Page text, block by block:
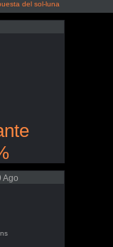
del sol-luna
Ago